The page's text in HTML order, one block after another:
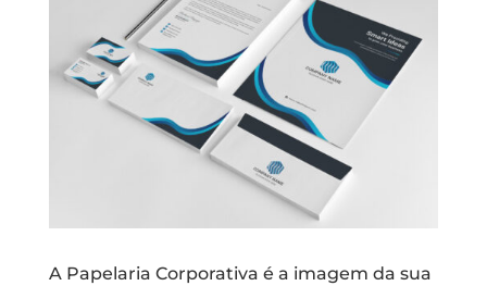
A Papelaria Corporativa é a imagem da sua